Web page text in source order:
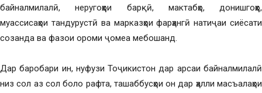
байналмилалӣ, неругоҳҳои барқӣ, мактабҳо, донишгоҳҳо,
муассисаҳои тандурустӣ ва марказҳои фарҳангӣ натиҷаи сиёсати
созанда ва фазои ороми ҷомеа мебошанд.
Дар баробари ин, нуфузи Тоҷикистон дар арсаи байналмилалӣ
низ сол аз сол боло рафта, ташаббусҳои он дар ҳалли масъалаҳои